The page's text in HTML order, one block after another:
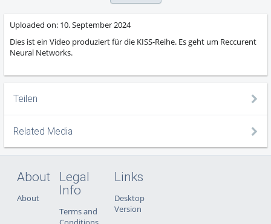
Uploaded on: 10. September 2024
Dies ist ein Video produziert für die KISS-Reihe. Es geht um Reccurent
Neural Networks.
Teilen
Related Media
About
About
Legal
Info
Terms and
Links
Desktop
Version